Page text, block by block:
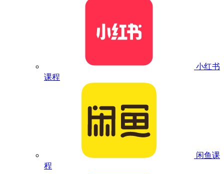
小红书
课程
闲鱼课
程